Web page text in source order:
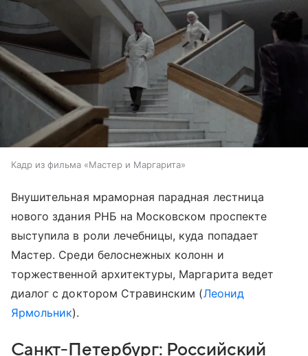
Кадр из фильма «Мастер и Маргарита»
Внушительная мраморная парадная лестница
нового здания РНБ на Московском проспекте
выступила в роли лечебницы, куда попадает
Мастер. Среди белоснежных колонн и
торжественной архитектуры, Маргарита ведет
диалог с доктором Стравинским (Леонид
Ярмольник).
Санкт-Петербург: Российский